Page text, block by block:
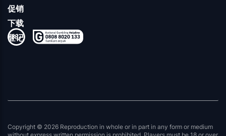
促销
下载
登记
Copyright © 2026 Reproduction in whole or in part in any form or medium